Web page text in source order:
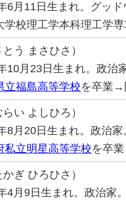
6月11日生まれ。グッド
学校理工学本科理工学
とう まさひさ）
10月23日生まれ。政治
立福島高等学校を卒業→
い よしひろ）
8月20日生まれ。政治家
私立明星高等学校を卒
かぎ ひろひさ）
4月9日生まれ。政治家